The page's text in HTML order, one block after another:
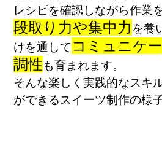
レシピを確認しながら作業
段取り力や集中力 を養
けを通して コミュニケ
調性も育まれます。
そんな楽しく実践的なスキ
ができるスイーツ制作の様